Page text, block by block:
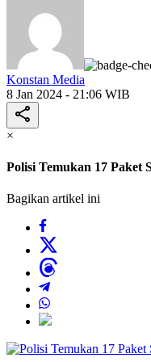
Konstan Media
8 Jan 2024 - 21:06 WIB
×
Polisi Temukan 17 Paket
Bagikan artikel ini